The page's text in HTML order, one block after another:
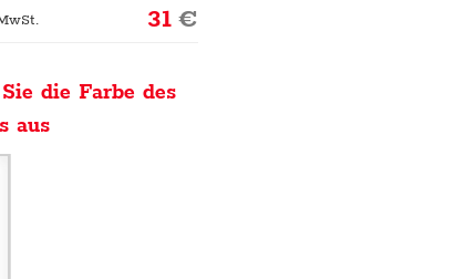
31€
die Farbe des
aus